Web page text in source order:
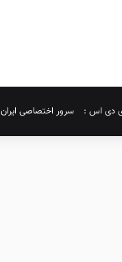
دی اس : سرور اختصاصی ایران